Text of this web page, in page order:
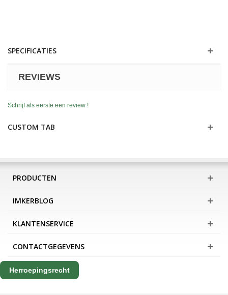
SPECIFICATIES
REVIEWS
Schrijf als eerste een review !
CUSTOM TAB
PRODUCTEN
IMKERBLOG
KLANTENSERVICE
CONTACTGEGEVENS
Herroepingsrecht